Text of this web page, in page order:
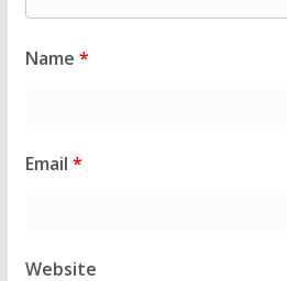
Name *
Email *
Website